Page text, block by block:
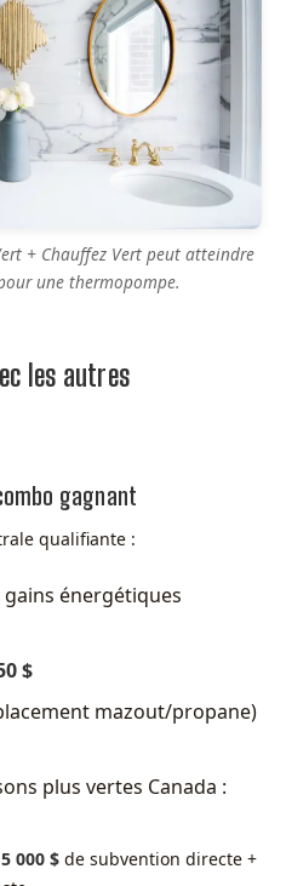
+ Chauffez Vert peut atteindre
une thermopompe.
les autres
gagnant
qualifiante :
gains énergétiques
$
mazout/propane)
plus vertes Canada :
000 $ de subvention directe +